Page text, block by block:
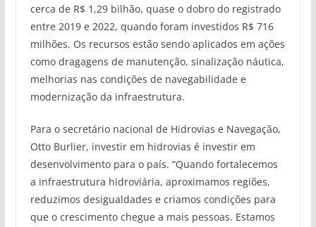
cerca de R$ 1,29 bilhão, quase o dobro do registrado
entre 2019 e 2022, quando foram investidos R$ 716
milhões. Os recursos estão sendo aplicados em ações
como dragagens de manutenção, sinalização náutica,
melhorias nas condições de navegabilidade e
modernização da infraestrutura.
Para o secretário nacional de Hidrovias e Navegação,
Otto Burlier, investir em hidrovias é investir em
desenvolvimento para o país. “Quando fortalecemos
a infraestrutura hidroviária, aproximamos regiões,
reduzimos desigualdades e criamos condições para
que o crescimento chegue a mais pessoas. Estamos